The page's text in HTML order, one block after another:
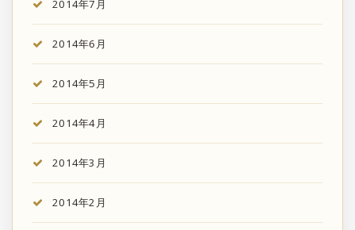
2014年7月
2014年6月
2014年5月
2014年4月
2014年3月
2014年2月